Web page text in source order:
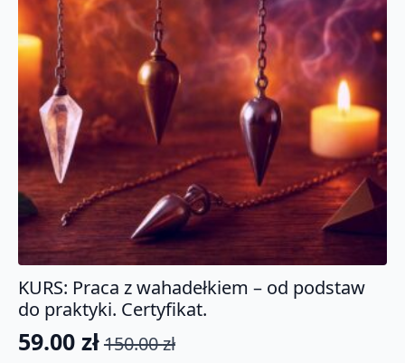
KURS: Praca z wahadełkiem – od podstaw
do praktyki. Certyfikat.
150.00zł
Pierwotna
59.00 zł
Aktualna